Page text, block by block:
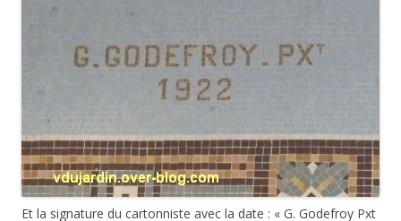
Et la signature du cartonniste avec la date : « G. Godefroy Pxt